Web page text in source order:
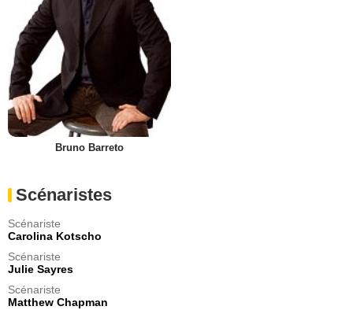
Bruno Barreto
Scénaristes
Scénariste
Carolina Kotscho
Scénariste
Julie Sayres
Scénariste
Matthew Chapman